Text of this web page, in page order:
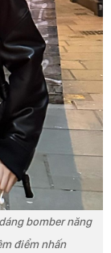
bomber năng
điểm nhấn